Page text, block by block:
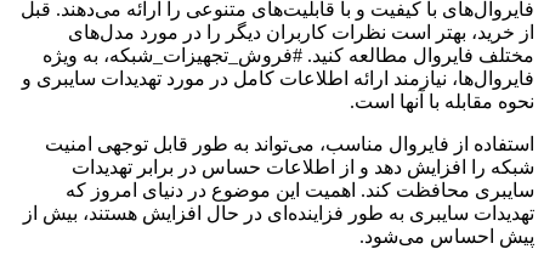
فایروال‌های با کیفیت و با قابلیت‌های متنوعی را ارائه می‌دهند. قبل
از خرید، بهتر است نظرات کاربران دیگر را در مورد مدل‌های
مختلف فایروال مطالعه کنید. #فروش_تجهیزات_شبکه، به ویژه
فایروال‌ها، نیازمند ارائه اطلاعات کامل در مورد تهدیدات سایبری و
نحوه مقابله با آنها است.
استفاده از فایروال مناسب، می‌تواند به طور قابل توجهی امنیت
شبکه را افزایش دهد و از اطلاعات حساس در برابر تهدیدات
سایبری محافظت کند. اهمیت این موضوع در دنیای امروز که
تهدیدات سایبری به طور فزاینده‌ای در حال افزایش هستند، بیش از
پیش احساس می‌شود.